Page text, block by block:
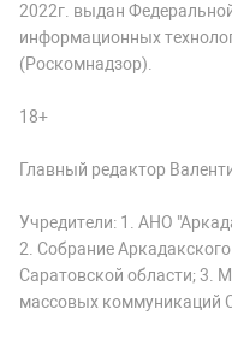
2022г. выдан
информационных
(Роскомнадзор).
18+
Главный редактор
Учредители: 1. АНО
2. Собрание
Саратовской области; 3.
массовых коммуникаций